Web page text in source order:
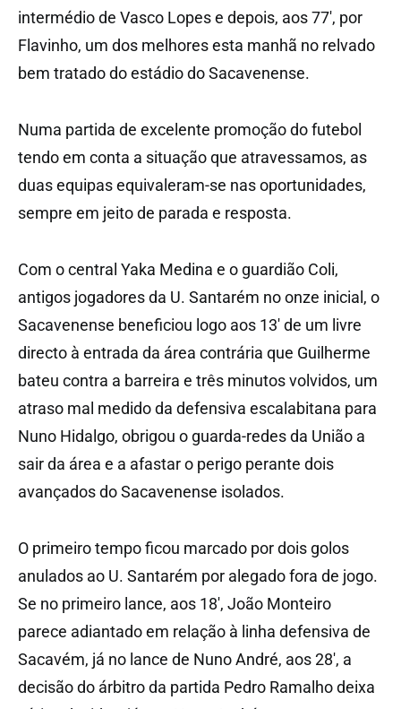
intermédio de Vasco Lopes e depois, aos 77′, por
Flavinho, um dos melhores esta manhã no relvado
bem tratado do estádio do Sacavenense.
Numa partida de excelente promoção do futebol
tendo em conta a situação que atravessamos, as
duas equipas equivaleram-se nas oportunidades,
sempre em jeito de parada e resposta.
Com o central Yaka Medina e o guardião Coli,
antigos jogadores da U. Santarém no onze inicial, o
Sacavenense beneficiou logo aos 13′ de um livre
directo à entrada da área contrária que Guilherme
bateu contra a barreira e três minutos volvidos, um
atraso mal medido da defensiva escalabitana para
Nuno Hidalgo, obrigou o guarda-redes da União a
sair da área e a afastar o perigo perante dois
avançados do Sacavenense isolados.
O primeiro tempo ficou marcado por dois golos
anulados ao U. Santarém por alegado fora de jogo.
Se no primeiro lance, aos 18′, João Monteiro
parece adiantado em relação à linha defensiva de
Sacavém, já no lance de Nuno André, aos 28′, a
decisão do árbitro da partida Pedro Ramalho deixa